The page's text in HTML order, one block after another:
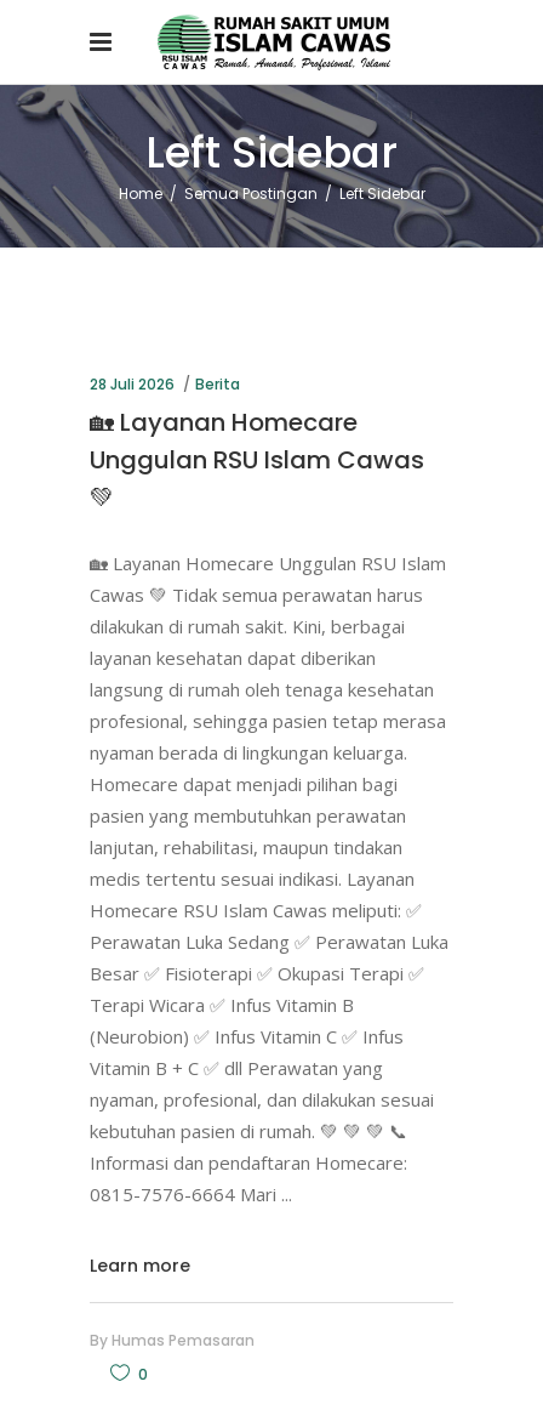
Left Sidebar
Home/ Semua Postingan /Left Sidebar
28 Juli 2026 Berita
🏡 Layanan Homecare
Unggulan RSU Islam Cawas
💚
🏡 Layanan Homecare Unggulan RSU Islam
Cawas 💚 Tidak semua perawatan harus
dilakukan di rumah sakit. Kini, berbagai
layanan kesehatan dapat diberikan
langsung di rumah oleh tenaga kesehatan
profesional, sehingga pasien tetap merasa
nyaman berada di lingkungan keluarga.
Homecare dapat menjadi pilihan bagi
pasien yang membutuhkan perawatan
lanjutan, rehabilitasi, maupun tindakan
medis tertentu sesuai indikasi. Layanan
Homecare RSU Islam Cawas meliputi: ✅
Perawatan Luka Sedang ✅ Perawatan Luka
Besar ✅ Fisioterapi ✅ Okupasi Terapi ✅
Terapi Wicara ✅ Infus Vitamin B
(Neurobion) ✅ Infus Vitamin C ✅ Infus
Vitamin B + C ✅ dll Perawatan yang
nyaman, profesional, dan dilakukan sesuai
kebutuhan pasien di rumah. 💚 💚 💚 📞
Informasi dan pendaftaran Homecare:
0815-7576-6664 Mari
Learn more
By Humas Pemasaran
0